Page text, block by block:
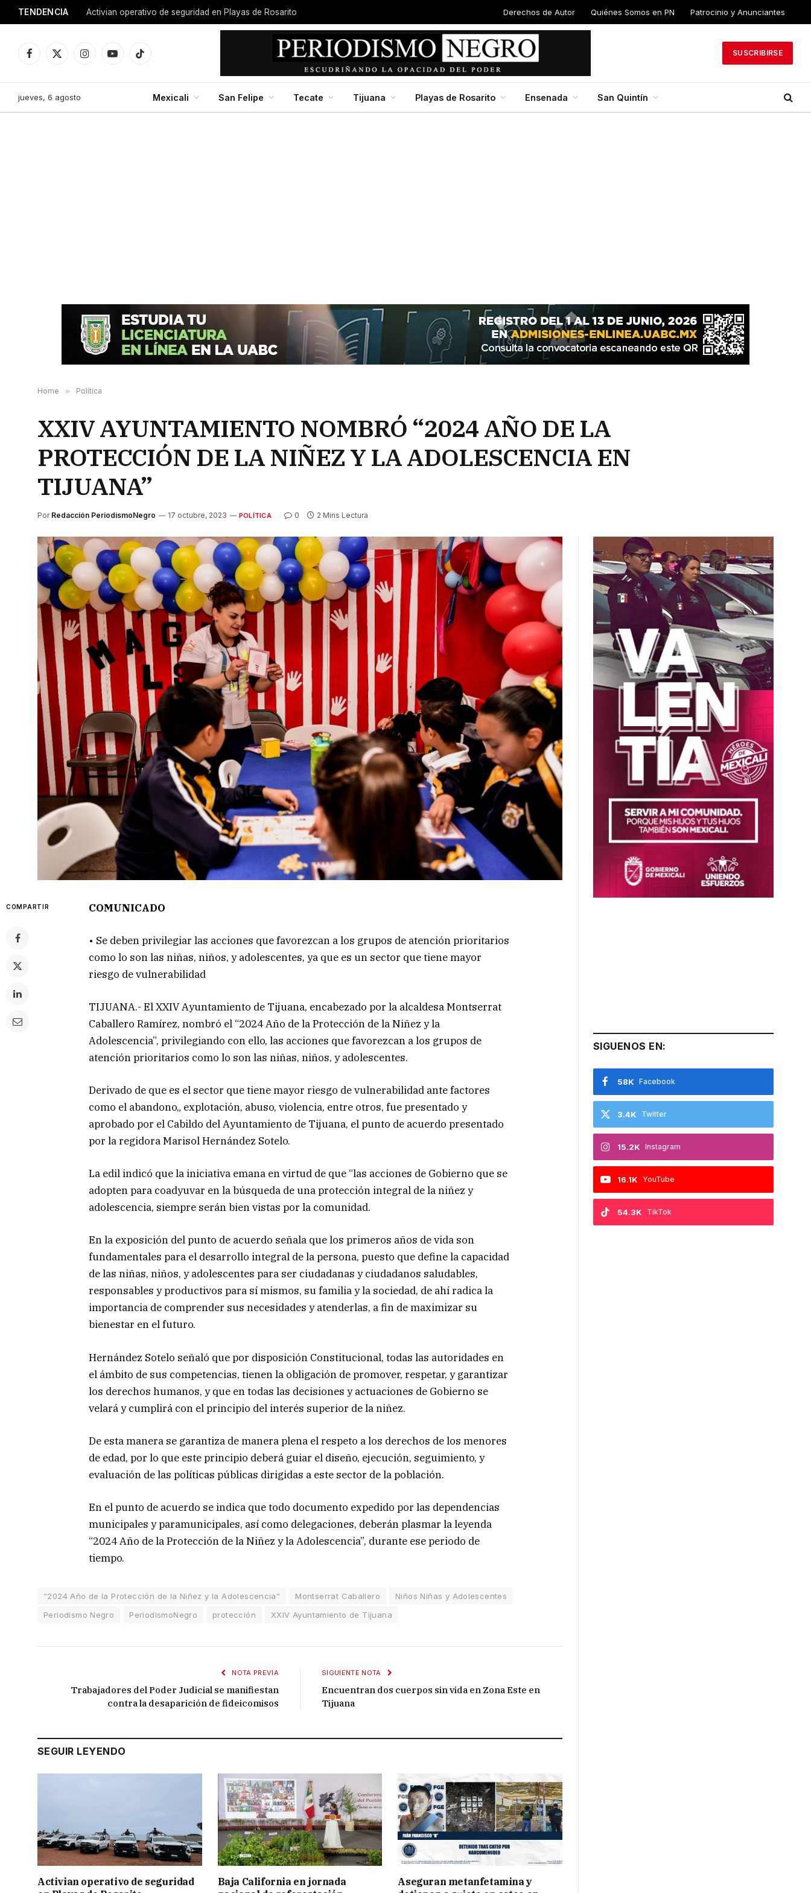
TENDENCIA Activian operativo de seguridad en Playas de Rosarito Derechos de Autor Quiénes Somos en PN Patrocinio y Anunciantes
Facebook
X
InstagramYouTubeTikTok
SUSCRIBIRSE
jueves, 6 agosto Mexicali San Felipe Tecate Tijuana Playas de Rosarito Ensenada San Quintín
Home » Política
XXIV AYUNTAMIENTO NOMBRÓ “2024 AÑO DE LA
PROTECCIÓN DE LA NIÑEZ Y LA ADOLESCENCIA EN
TIJUANA”
Por Redacción PeriodismoNegro 17 octubre, 2023 POLÍTICA 0 2 Mins Lectura
COMPARTIR COMUNICADO
• Se deben privilegiar las acciones que favorezcan a los grupos de atención prioritarios
como lo son las niñas, niños, y adolescentes, ya que es un sector que tiene mayor
riesgo de vulnerabilidad
TIJUANA.- El XXIV Ayuntamiento de Tijuana, encabezado por la alcaldesa Montserrat
Caballero Ramírez, nombró el “2024 Año de la Protección de la Niñez y la
Adolescencia”, privilegiando con ello, las acciones que favorezcan a los grupos de
atención prioritarios como lo son las niñas, niños, y adolescentes.
Derivado de que es el sector que tiene mayor riesgo de vulnerabilidad ante factores
como el abandono„ explotación, abuso, violencia, entre otros, fue presentado y
aprobado por el Cabildo del Ayuntamiento de Tijuana, el punto de acuerdo presentado
por la regidora Marisol Hernández Sotelo.
La edil indicó que la iniciativa emana en virtud de que “las acciones de Gobierno que se
adopten para coadyuvar en la búsqueda de una protección integral de la niñez y
adolescencia, siempre serán bien vistas por la comunidad.
En la exposición del punto de acuerdo señala que los primeros años de vida son
fundamentales para el desarrollo integral de la persona, puesto que define la capacidad
de las niñas, niños, y adolescentes para ser ciudadanas y ciudadanos saludables,
responsables y productivos para sí mismos, su familia y la sociedad, de ahí radica la
importancia de comprender sus necesidades y atenderlas, a fin de maximizar su
bienestar en el futuro.
Hernández Sotelo señaló que por disposición Constitucional, todas las autoridades en
el ámbito de sus competencias, tienen la obligación de promover, respetar, y garantizar
los derechos humanos, y que en todas las decisiones y actuaciones de Gobierno se
velará y cumplirá con el principio del interés superior de la niñez.
De esta manera se garantiza de manera plena el respeto a los derechos de los menores
de edad, por lo que este principio deberá guiar el diseño, ejecución, seguimiento, y
evaluación de las políticas públicas dirigidas a este sector de la población.
En el punto de acuerdo se indica que todo documento expedido por las dependencias
municipales y paramunicipales, así como delegaciones, deberán plasmar la leyenda
“2024 Año de la Protección de la Niñez y la Adolescencia”, durante ese periodo de
tiempo.
“2024 Año de la Protección de la Niñez y la Adolescencia” Montserrat Caballero
Niños Niñas y Adolescentes
Periodismo Negro
PeriodismoNegro protección XXIV Ayuntamiento de Tijuana
NOTA PREVIA
Trabajadores del Poder Judicial se manifiestan
contra la desaparición de fideicomisos
SIGUIENTE NOTA
Encuentran dos cuerpos sin vida en Zona Este en
Tijuana
SEGUIR LEYENDO
Activian operativo de seguridad
Baja California en jornada
Aseguran metanfetamina y
SIGUENOS EN:
Facebook
58K
Twitter
3.4K
Instagram
15.2K
YouTube
16.1K
TikTok
54.3K